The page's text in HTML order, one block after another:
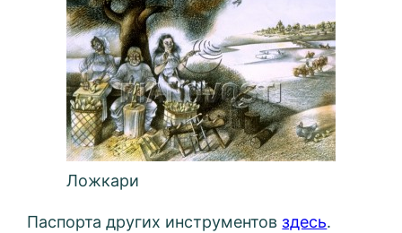
Ложкари
Паспорта других инструментов здесь.